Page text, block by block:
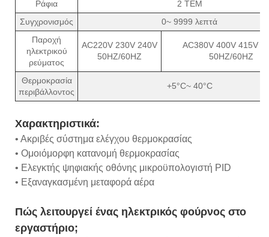
Ράφια
2 ΤΕΜ
Συγχρονισμός
0~ 9999 λεπτά
Παροχή
ηλεκτρικού
ρεύματος
AC220V 230V 240V
50HZ/60HZ
AC380V 400V 415V
50HZ/60HZ
Θερμοκρασία
περιβάλλοντος
+5°C~ 40°C
Χαρακτηριστικά:
• Ακριβές σύστημα ελέγχου θερμοκρασίας
• Ομοιόμορφη κατανομή θερμοκρασίας
• Ελεγκτής ψηφιακής οθόνης μικροϋπολογιστή PID
• Εξαναγκασμένη μεταφορά αέρα
Πώς λειτουργεί ένας ηλεκτρικός φούρνος στο
εργαστήριο;